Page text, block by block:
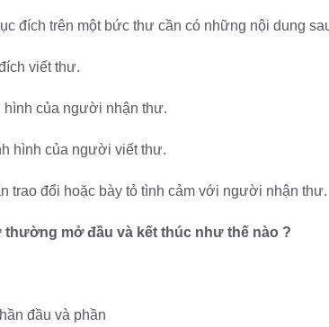
đích trên một bức thư cần có những nội dung
viết thư.
hình của người nhận thư.
hình của người viết thư.
trao đổi hoặc bày tỏ tình cảm với người nhận thư.
thường mở đầu và kết thúc như thế nào ?
đầu và phần